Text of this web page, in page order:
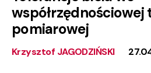
współrzędnościowej
pomiarowej
Krzysztof JAGODZIŃSKI